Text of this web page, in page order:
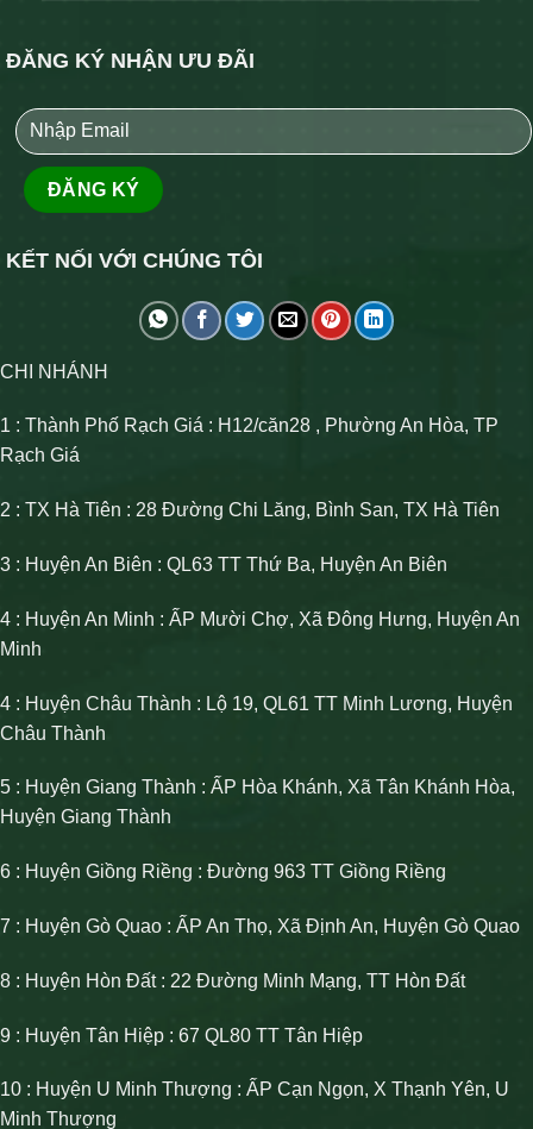
ĐĂNG KÝ NHẬN ƯU ĐÃI
KẾT NỐI VỚI CHÚNG TÔI
CHI NHÁNH
1 : Thành Phố Rạch Giá : H12/căn28 , Phường An Hòa, TP
Rạch Giá
2 : TX Hà Tiên : 28 Đường Chi Lăng, Bình San, TX Hà Tiên
3 : Huyện An Biên : QL63 TT Thứ Ba, Huyện An Biên
4 : Huyện An Minh : ẤP Mười Chợ, Xã Đông Hưng, Huyện An
Minh
4 : Huyện Châu Thành : Lộ 19, QL61 TT Minh Lương, Huyện
Châu Thành
5 : Huyện Giang Thành : ẤP Hòa Khánh, Xã Tân Khánh Hòa,
Huyện Giang Thành
6 : Huyện Giồng Riềng : Đường 963 TT Giồng Riềng
7 : Huyện Gò Quao : ẤP An Thọ, Xã Định An, Huyện Gò Quao
8 : Huyện Hòn Đất : 22 Đường Minh Mạng, TT Hòn Đất
9 : Huyện Tân Hiệp : 67 QL80 TT Tân Hiệp
10 : Huyện U Minh Thượng : ẤP Cạn Ngọn, X Thạnh Yên, U
Minh Thượng